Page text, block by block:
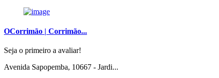
OCorrimão | Corrimão...
Seja o primeiro a avaliar!
Avenida Sapopemba, 10667 - Jardi...